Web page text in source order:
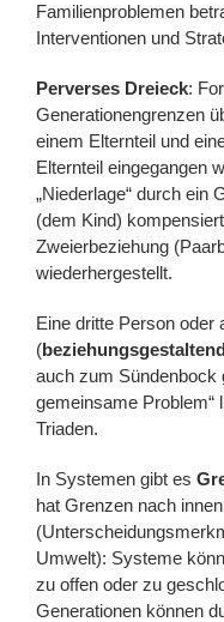
Familienproblemen
Interventionen und
Perverses Dreieck:
Generationengrenzen
einem Elternteil und
Elternteil eingegangen
„Niederlage“ durch ein
(dem Kind)
Zweierbeziehung
wiederhergestellt.
Eine dritte Person oder
(
auch zum Sündenbock
gemeinsame Problem“
Triaden.
In Systemen gibt es
hat Grenzen nach
Umwelt): Systeme
zu offen oder zu
Generationen können